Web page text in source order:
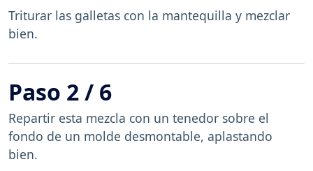
Triturar las galletas con la mantequilla y mezclar
bien.
Paso 2 / 6
Repartir esta mezcla con un tenedor sobre el
fondo de un molde desmontable, aplastando
bien.